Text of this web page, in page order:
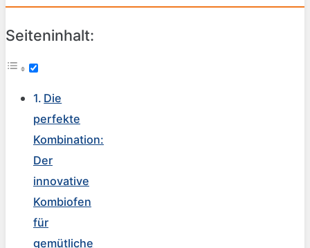
Seiteninhalt:
Die
perfekte
Kombination:
Der
innovative
Kombiofen
für
gemütliche